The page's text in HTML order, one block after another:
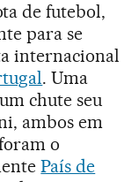
de futebol,
para se
internacional
. Uma
chute seu
ambos em
o
País de